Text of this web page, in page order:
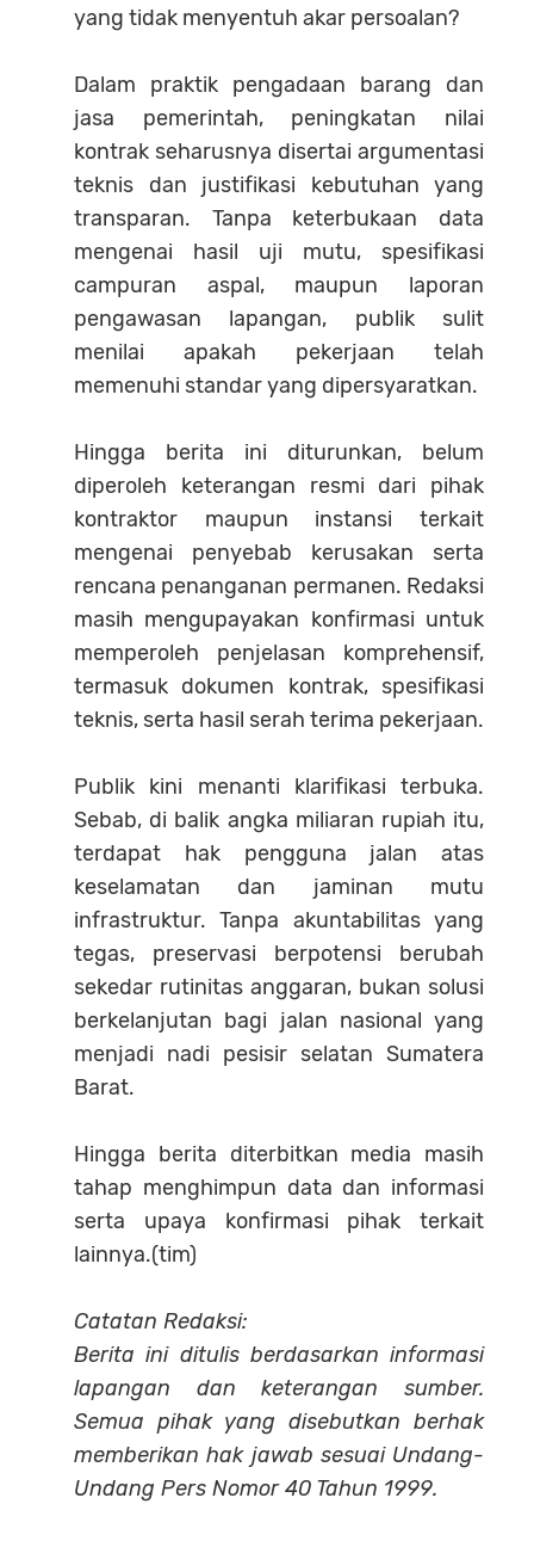
yang tidak menyentuh akar persoalan?
Dalam praktik pengadaan barang dan
jasa pemerintah, peningkatan nilai
kontrak seharusnya disertai argumentasi
teknis dan justifikasi kebutuhan yang
transparan. Tanpa keterbukaan data
mengenai hasil uji mutu, spesifikasi
campuran aspal, maupun laporan
pengawasan lapangan, publik sulit
menilai apakah pekerjaan telah
memenuhi standar yang dipersyaratkan.
Hingga berita ini diturunkan, belum
diperoleh keterangan resmi dari pihak
kontraktor maupun instansi terkait
mengenai penyebab kerusakan serta
rencana penanganan permanen. Redaksi
masih mengupayakan konfirmasi untuk
memperoleh penjelasan komprehensif,
termasuk dokumen kontrak, spesifikasi
teknis, serta hasil serah terima pekerjaan.
Publik kini menanti klarifikasi terbuka.
Sebab, di balik angka miliaran rupiah itu,
terdapat hak pengguna jalan atas
keselamatan dan jaminan mutu
infrastruktur. Tanpa akuntabilitas yang
tegas, preservasi berpotensi berubah
sekedar rutinitas anggaran, bukan solusi
berkelanjutan bagi jalan nasional yang
menjadi nadi pesisir selatan Sumatera
Barat.
Hingga berita diterbitkan media masih
tahap menghimpun data dan informasi
serta upaya konfirmasi pihak terkait
lainnya.(tim)
Catatan Redaksi:
Berita ini ditulis berdasarkan informasi
lapangan dan keterangan sumber.
Semua pihak yang disebutkan berhak
memberikan hak jawab sesuai Undang-
Undang Pers Nomor 40 Tahun 1999.